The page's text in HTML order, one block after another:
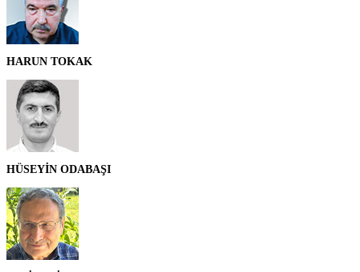
HARUN TOKAK
HÜSEYİN ODABAŞI